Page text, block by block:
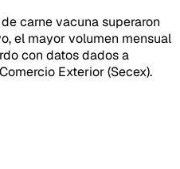
carne vacuna superaron
el mayor volumen mensual
con datos dados a
Exterior (Secex).